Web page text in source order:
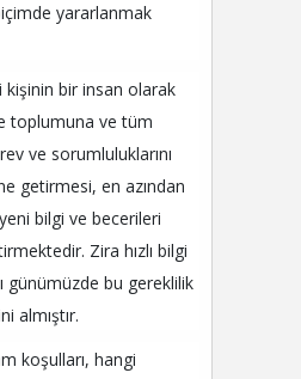
yararlanmak
bir insan olarak
toplumuna ve tüm
ve sorumluluklarını
getirmesi, en azından
bilgi ve becerileri
Zira hızlı bilgi
günümüzde bu gereklilik
almıştır.
koşulları, hangi